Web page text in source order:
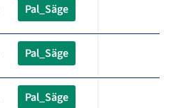
Pal_Säge
Pal_Säge
Pal_Säge